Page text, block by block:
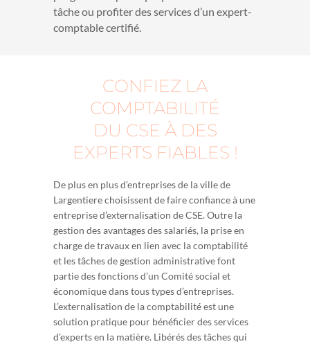
tâche ou profiter des services d’un expert-
comptable certifié.
CONFIEZ LA
COMPTABILITÉ
DU CSE À DES
EXPERTS FIABLES !
De plus en plus d’entreprises de la ville de
Largentiere choisissent de faire confiance à une
entreprise d’externalisation de CSE. Outre la
gestion des avantages des salariés, la prise en
charge de travaux en lien avec la comptabilité
et les tâches de gestion administrative font
partie des fonctions d’un Comité social et
économique dans tous types d’entreprises.
L’externalisation de la comptabilité est une
solution pratique pour bénéficier des services
d’experts en la matière. Libérés des tâches qui